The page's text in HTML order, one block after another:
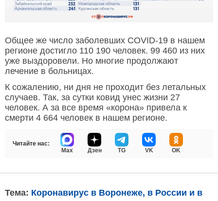
Общее же число заболевших COVID-19 в нашем
регионе достигло 110 190 человек. 99 460 из них
уже выздоровели. Но многие продолжают
лечение в больницах.
К сожалению, ни дня не проходит без летальных
случаев. Так, за сутки ковид унес жизни 27
человек. А за все время «корона» привела к
смерти 4 664 человек в нашем регионе.
Читайте нас:
Max
Дзен TG VK OK
Тема: Коронавирус в Воронеже, в России и в